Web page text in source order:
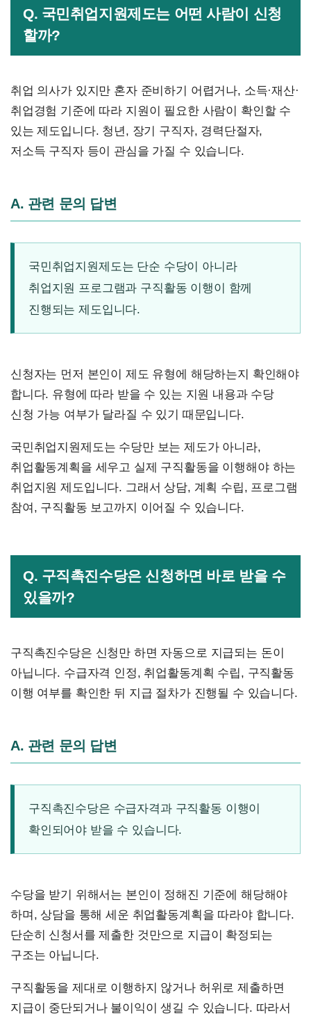
Q. 국민취업지원제도는 어떤 사람이 신청
할까?
취업 의사가 있지만 혼자 준비하기 어렵거나, 소득·재산·
취업경험 기준에 따라 지원이 필요한 사람이 확인할 수
있는 제도입니다. 청년, 장기 구직자, 경력단절자,
저소득 구직자 등이 관심을 가질 수 있습니다.
A. 관련 문의 답변
국민취업지원제도는 단순 수당이 아니라
취업지원 프로그램과 구직활동 이행이 함께
진행되는 제도입니다.
신청자는 먼저 본인이 제도 유형에 해당하는지 확인해야
합니다. 유형에 따라 받을 수 있는 지원 내용과 수당
신청 가능 여부가 달라질 수 있기 때문입니다.
국민취업지원제도는 수당만 보는 제도가 아니라,
취업활동계획을 세우고 실제 구직활동을 이행해야 하는
취업지원 제도입니다. 그래서 상담, 계획 수립, 프로그램
참여, 구직활동 보고까지 이어질 수 있습니다.
Q. 구직촉진수당은 신청하면 바로 받을 수
있을까?
구직촉진수당은 신청만 하면 자동으로 지급되는 돈이
아닙니다. 수급자격 인정, 취업활동계획 수립, 구직활동
이행 여부를 확인한 뒤 지급 절차가 진행될 수 있습니다.
A. 관련 문의 답변
구직촉진수당은 수급자격과 구직활동 이행이
확인되어야 받을 수 있습니다.
수당을 받기 위해서는 본인이 정해진 기준에 해당해야
하며, 상담을 통해 세운 취업활동계획을 따라야 합니다.
단순히 신청서를 제출한 것만으로 지급이 확정되는
구조는 아닙니다.
구직활동을 제대로 이행하지 않거나 허위로 제출하면
지급이 중단되거나 불이익이 생길 수 있습니다. 따라서